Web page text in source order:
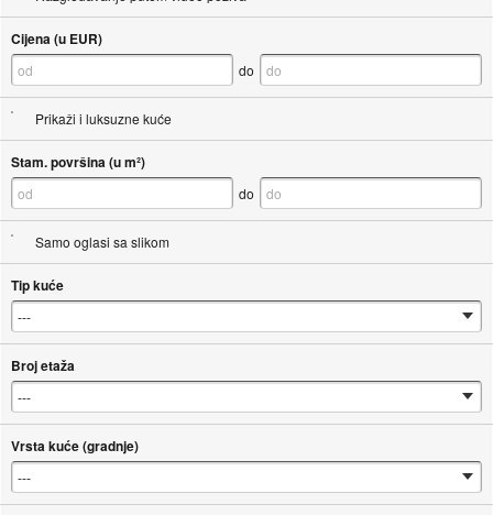
Cijena (u EUR)
do
Prikaži i luksuzne kuće
Stam. površina (u m²)
do
Samo oglasi sa slikom
Tip kuće
Broj etaža
Vrsta kuće (gradnje)